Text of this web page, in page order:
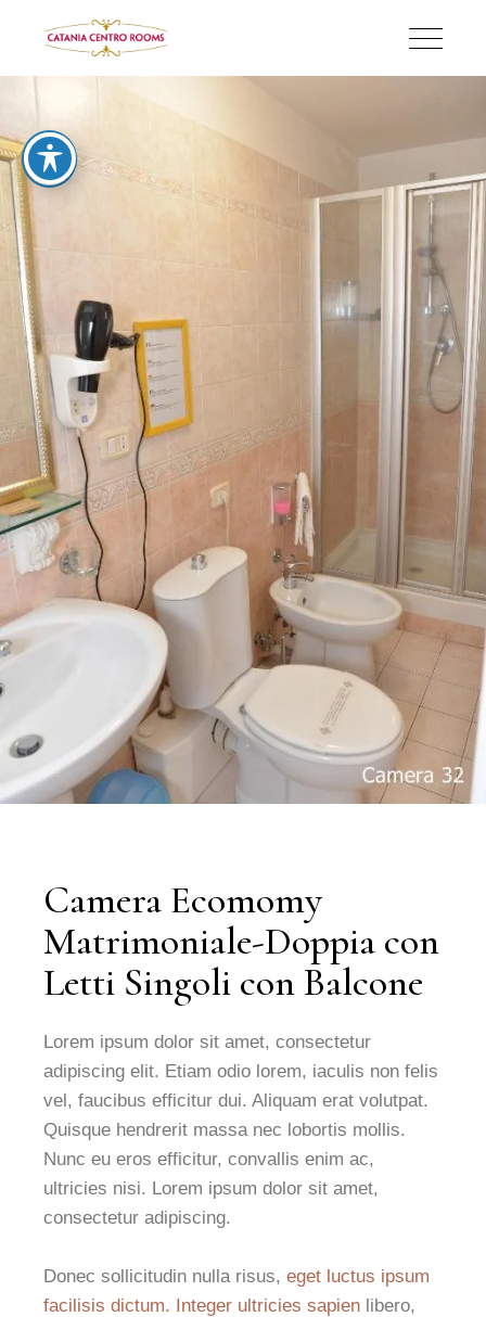
Camera Ecomomy
Matrimoniale-Doppia con
Letti Singoli con Balcone
Lorem ipsum dolor sit amet, consectetur
adipiscing elit. Etiam odio lorem, iaculis non felis
vel, faucibus efficitur dui. Aliquam erat volutpat.
Quisque hendrerit massa nec lobortis mollis.
Nunc eu eros efficitur, convallis enim ac,
ultricies nisi. Lorem ipsum dolor sit amet,
consectetur adipiscing.
Donec sollicitudin nulla risus,eget luctus ipsum
facilisis dictum. Integer ultricies sapien libero,